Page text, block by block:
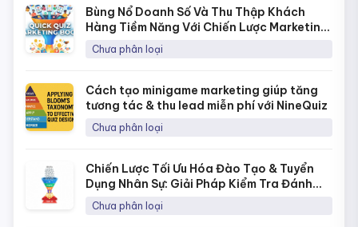
Bùng Nổ Doanh Số Và Thu Thập Khách
Hàng Tiềm Năng Với Chiến Lược Marketing
Bằng Quick Quiz
Chưa phân loại
Cách tạo minigame marketing giúp tăng
tương tác & thu lead miễn phí với NineQuiz
Chưa phân loại
Chiến Lược Tối Ưu Hóa Đào Tạo & Tuyển
Dụng Nhân Sự: Giải Pháp Kiểm Tra Đánh
Giá Năng Lực Thời 4.0
Chưa phân loại